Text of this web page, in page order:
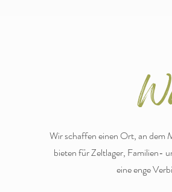
Wir schaffen einen Ort, an dem
bieten für Zeltlager, Familien-
eine enge